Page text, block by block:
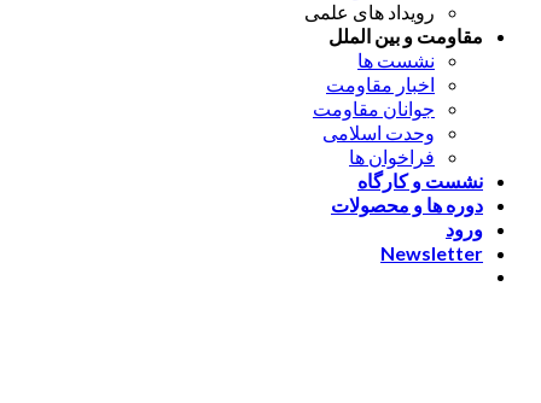
رویداد های علمی
مقاومت و بین الملل
نشست ها
اخبار مقاومت
جوانان مقاومت
وحدت اسلامی
فراخوان ها
نشست و کارگاه
دوره ها و محصولات
ورود
Newsletter